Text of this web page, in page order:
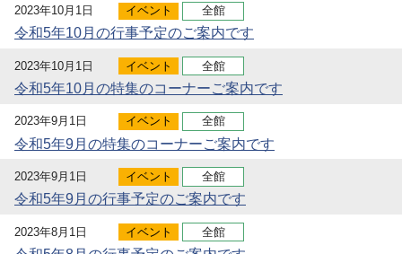
2023年10月1日 イベント 全館
令和5年10月の行事予定のご案内です
2023年10月1日 イベント 全館
令和5年10月の特集のコーナーご案内です
2023年9月1日 イベント 全館
令和5年9月の特集のコーナーご案内です
2023年9月1日 イベント 全館
令和5年9月の行事予定のご案内です
2023年8月1日 イベント 全館